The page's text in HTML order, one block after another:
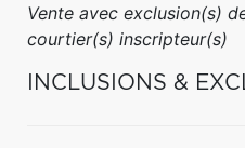
Vente avec exclusion(s)
courtier(s) inscripteur(s)
INCLUSIONS &